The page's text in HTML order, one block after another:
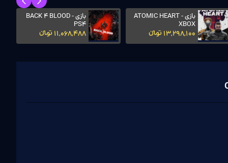
بازی ATOMIC HEART -
XBOX
13,298,100 تومانءءء
بازی BACK 4 BLOOD -
PS4
11,068,488 تومانءءء